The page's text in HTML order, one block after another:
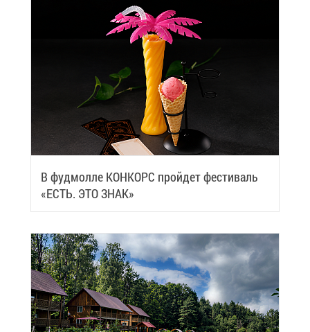
В фуд­мол­ле КОН­КОРС прой­дет фе­сти­валь
«ЕСТЬ. ЭТО ЗНАК»